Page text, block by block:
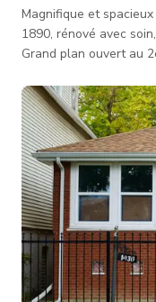
Magnifique et
1890, rénové avec
Grand plan ouvert au
Véranda et balcon de
le jardin. Nouvelle
une zone sereine. La
uniques - belle